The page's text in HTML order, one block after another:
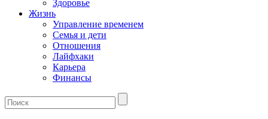
Здоровье
Жизнь
Управление временем
Семья и дети
Отношения
Лайфхаки
Карьера
Финансы